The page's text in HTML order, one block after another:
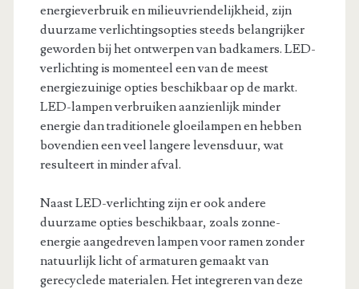
energieverbruik en milieuvriendelijkheid, zijn
duurzame verlichtingsopties steeds belangrijker
geworden bij het ontwerpen van badkamers. LED-
verlichting is momenteel een van de meest
energiezuinige opties beschikbaar op de markt.
LED-lampen verbruiken aanzienlijk minder
energie dan traditionele gloeilampen en hebben
bovendien een veel langere levensduur, wat
resulteert in minder afval.
Naast LED-verlichting zijn er ook andere
duurzame opties beschikbaar, zoals zonne-
energie aangedreven lampen voor ramen zonder
natuurlijk licht of armaturen gemaakt van
gerecyclede materialen. Het integreren van deze